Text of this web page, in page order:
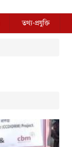
তথ্য-প্রযুক্তি